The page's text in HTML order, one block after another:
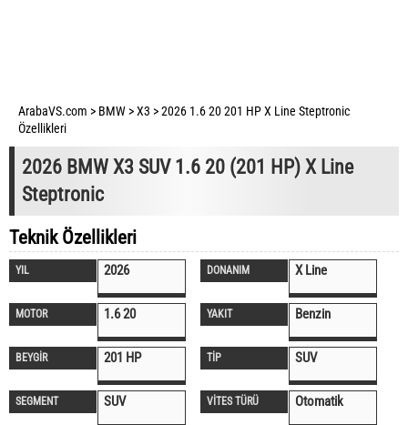
ArabaVS.com > BMW >X3 >2026 1.6 20 201 HP X Line Steptronic
Özellikleri
2026 BMW X3 SUV 1.6 20 (201 HP) X Line
Steptronic
Teknik Özellikleri
YIL 2026 DONANIM X Line
MOTOR 1.6 20 YAKIT Benzin
BEYGİR 201 HP TİP SUV
SEGMENT SUV VİTES TÜRÜ Otomatik